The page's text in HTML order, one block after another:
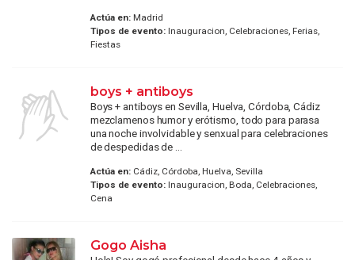
Actúa en:Madrid
Tipos de evento:Inauguracion, Celebraciones, Ferias,
Fiestas
boys + antiboys
Boys + antiboys en Sevilla, Huelva, Córdoba, Cádiz
mezclamenos humor y erótismo, todo para parasa
una noche involvidable y senxual para celebraciones
de despedidas de ...
Actúa en:Cádiz, Córdoba, Huelva, Sevilla
Tipos de evento:Inauguracion, Boda, Celebraciones,
Cena
Gogo Aisha